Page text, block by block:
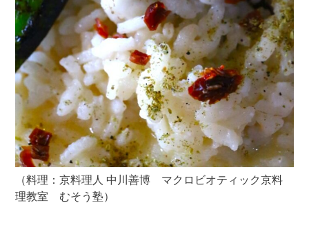
（料理：京料理人 中川善博 マクロビオティック京料
理教室 むそう塾）